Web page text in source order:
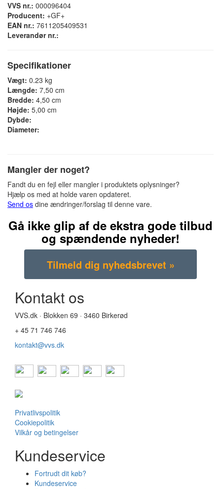
VVS nr.: 000096404
Producent: +GF+
EAN nr.: 7611205409531
Leverandør nr.:
Specifikationer
Vægt: 0.23 kg
Længde: 7,50 cm
Bredde: 4,50 cm
Højde: 5,00 cm
Dybde:
Diameter:
Mangler der noget?
Fandt du en fejl eller mangler i produktets oplysninger?
Hjælp os med at holde varen opdateret.
Send os dine ændringer/forslag til denne vare.
Gå ikke glip af de ekstra gode tilbud
og spændende nyheder!
Kontakt os
VVS.dk · Blokken 69 · 3460 Birkerød
+ 45 71 746 746
kontakt@vvs.dk
Privatlivspolitik
Cookiepolitik
Vilkår og betingelser
Kundeservice
Fortrudt dit køb?
Kundeservice